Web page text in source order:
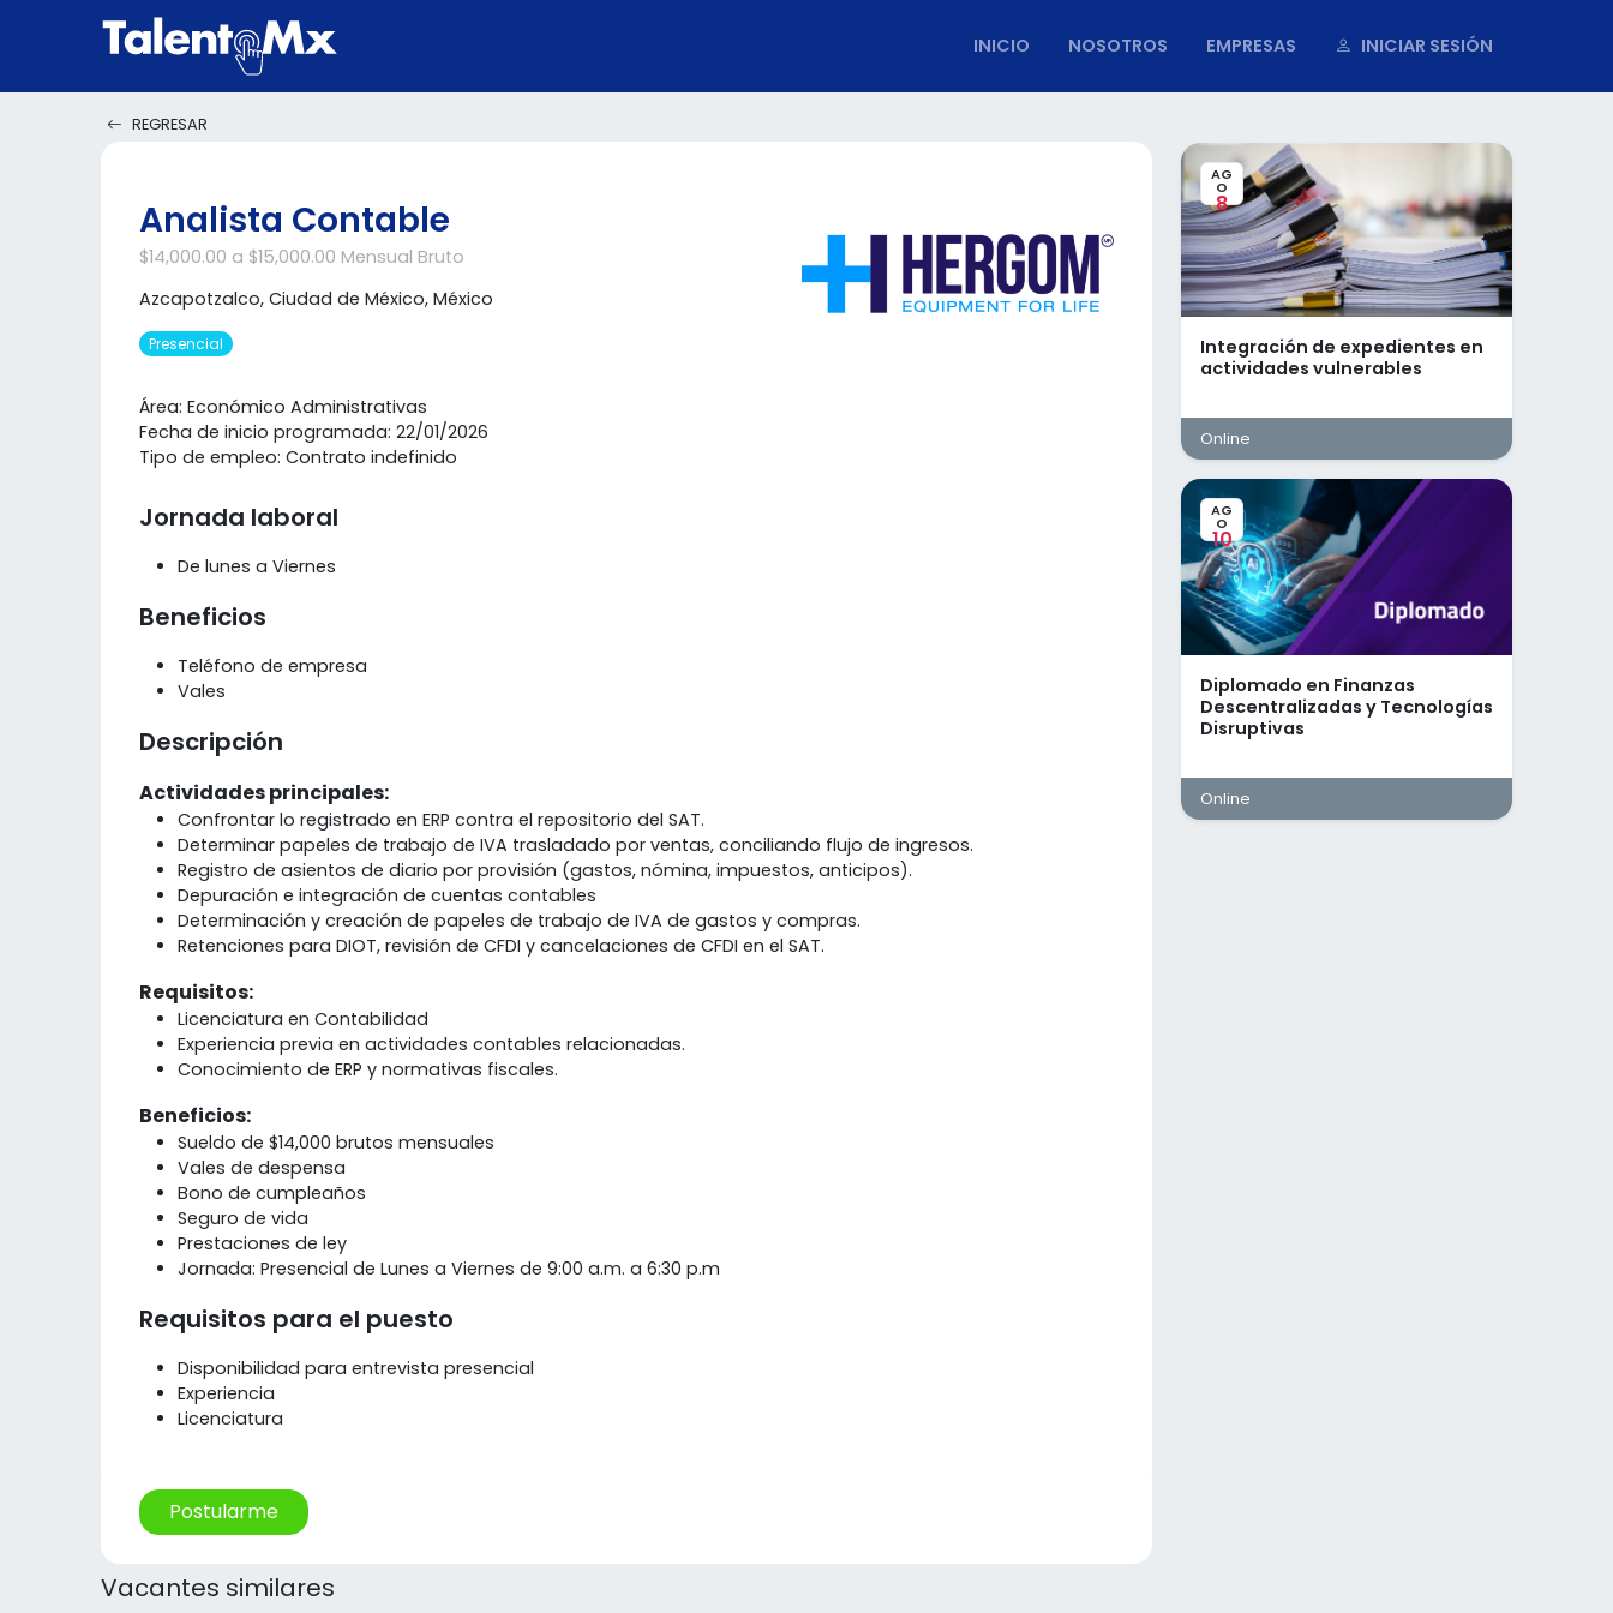
INICIO NOSOTROS EMPRESAS INICIAR SESIÓN
REGRESAR
Analista Contable
$14,000.00 a $15,000.00 Mensual Bruto
Azcapotzalco, Ciudad de México, México
Presencial
Área: Económico Administrativas
Fecha de inicio programada: 22/01/2026
Tipo de empleo: Contrato indefinido
Jornada laboral
De lunes a Viernes
Beneficios
Teléfono de empresa
Vales
Descripción
Actividades principales:
Confrontar lo registrado en ERP contra el repositorio del SAT.
Determinar papeles de trabajo de IVA trasladado por ventas, conciliando flujo de ingresos.
Registro de asientos de diario por provisión (gastos, nómina, impuestos, anticipos).
Depuración e integración de cuentas contables
Determinación y creación de papeles de trabajo de IVA de gastos y compras.
Retenciones para DIOT, revisión de CFDI y cancelaciones de CFDI en el SAT.
Requisitos:
Licenciatura en Contabilidad
Experiencia previa en actividades contables relacionadas.
Conocimiento de ERP y normativas fiscales.
Beneficios:
Sueldo de $14,000 brutos mensuales
Vales de despensa
Bono de cumpleaños
Seguro de vida
Prestaciones de ley
Jornada: Presencial de Lunes a Viernes de 9:00 a.m. a 6:30 p.m
Requisitos para el puesto
Disponibilidad para entrevista presencial
Experiencia
Licenciatura
Postularme
Vacantes similares
AG
O
8
Integración de expedientes en
actividades vulnerables
Online
AG
O
10
Diplomado en Finanzas
Descentralizadas y Tecnologías
Disruptivas
Online